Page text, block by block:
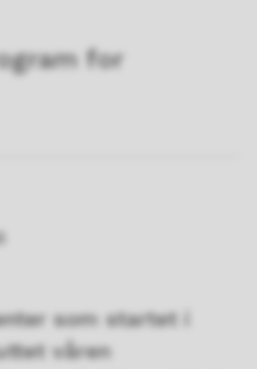
for
som startet i
våren